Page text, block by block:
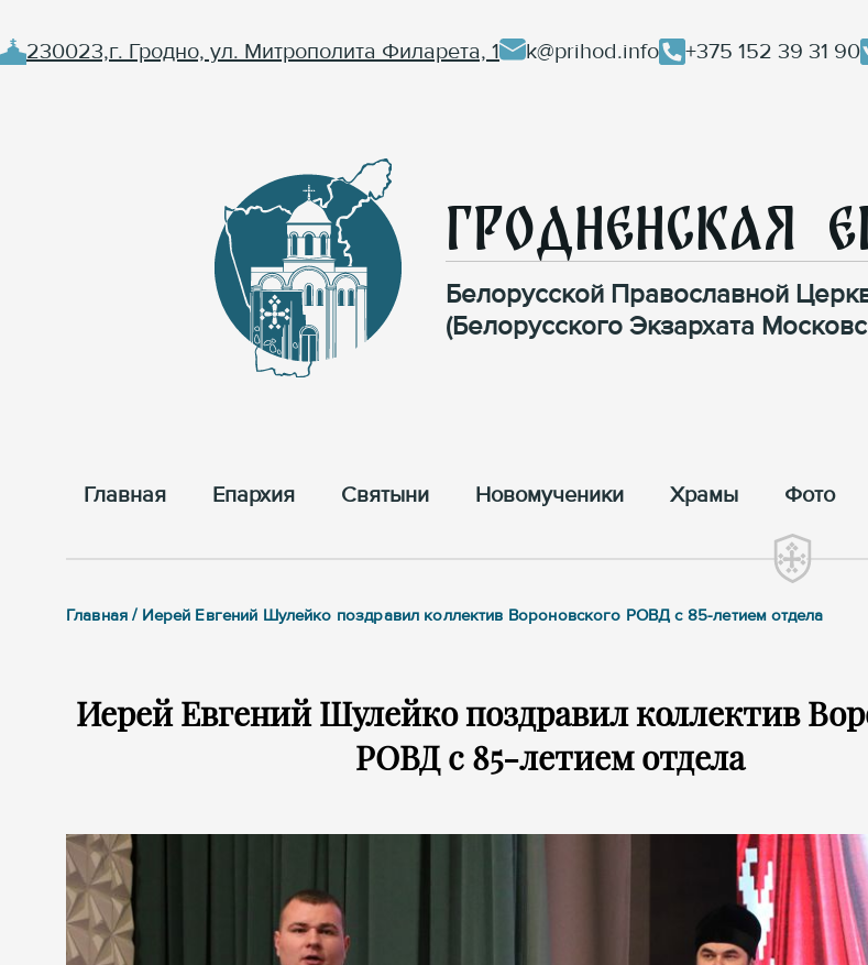
230023,г. Гродно, ул. Митрополита Филарета, 1 k@prihod.info +375 152 39 31 90
Гродненская
Белорусской Православной
(Белорусского Экзархата
Главная Епархия Cвятыни Новомученики Храмы Фото
Главная / Иерей Евгений Шулейко поздравил коллектив Вороновского РОВД с 85-летием отдела
Иерей Евгений Шулейко поздравил коллектив
РОВД с 85-летием отдела